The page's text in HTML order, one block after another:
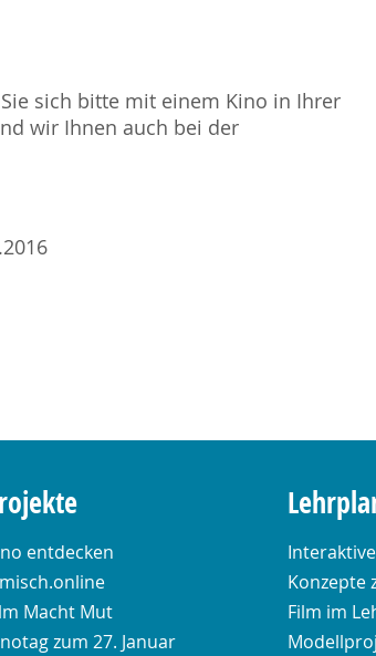
sich bitte mit einem Kino in Ihrer
wir Ihnen auch bei der
entdecken
Macht Mut
zum 27. Januar
Konzepte
Film im